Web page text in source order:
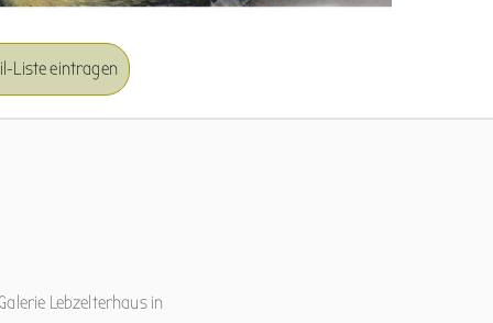
Liste eintragen
Lebzelterhaus in